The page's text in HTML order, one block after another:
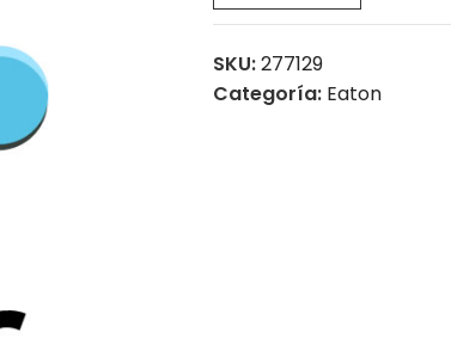
SKU:277129
Categoría: Eaton